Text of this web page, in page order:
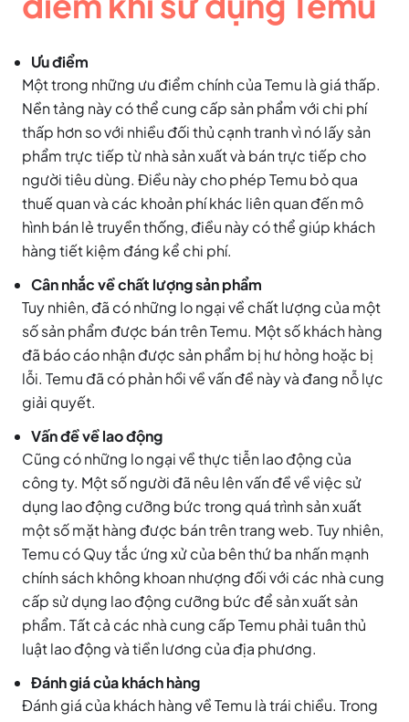
Ưu điểm
Một trong những ưu điểm chính của Temu là giá thấp.
Nền tảng này có thể cung cấp sản phẩm với chi phí
thấp hơn so với nhiều đối thủ cạnh tranh vì nó lấy sản
phẩm trực tiếp từ nhà sản xuất và bán trực tiếp cho
người tiêu dùng. Điều này cho phép Temu bỏ qua
thuế quan và các khoản phí khác liên quan đến mô
hình bán lẻ truyền thống, điều này có thể giúp khách
hàng tiết kiệm đáng kể chi phí.
Cân nhắc về chất lượng sản phẩm
Tuy nhiên, đã có những lo ngại về chất lượng của một
số sản phẩm được bán trên Temu. Một số khách hàng
đã báo cáo nhận được sản phẩm bị hư hỏng hoặc bị
lỗi. Temu đã có phản hồi về vấn đề này và đang nỗ lực
giải quyết.
Vấn đề về lao động
Cũng có những lo ngại về thực tiễn lao động của
công ty. Một số người đã nêu lên vấn đề về việc sử
dụng lao động cưỡng bức trong quá trình sản xuất
một số mặt hàng được bán trên trang web. Tuy nhiên,
Temu có Quy tắc ứng xử của bên thứ ba nhấn mạnh
chính sách không khoan nhượng đối với các nhà cung
cấp sử dụng lao động cưỡng bức để sản xuất sản
phẩm. Tất cả các nhà cung cấp Temu phải tuân thủ
luật lao động và tiền lương của địa phương.
Đánh giá của khách hàng
Đánh giá của khách hàng về Temu là trái chiều. Trong